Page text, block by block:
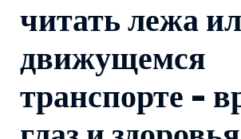
читать лежа
движущемся
транспорте -